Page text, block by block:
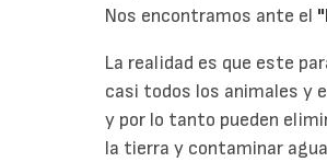
Nos encontramos ante el
La realidad es que este
casi todos los animales y
y por lo tanto pueden
la tierra y contaminar